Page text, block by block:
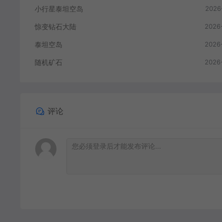
小行星泰坦空岛
惊变钻石大陆
泰坦空岛
随机矿石
评论